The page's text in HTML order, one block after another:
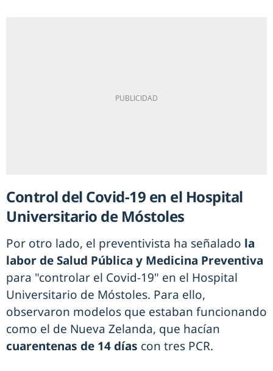
Control del Covid-19 en el Hospital
Universitario de Móstoles
Por otro lado, el preventivista ha señalado la
labor de Salud Pública y Medicina Preventiva
para "controlar el Covid-19" en el Hospital
Universitario de Móstoles. Para ello,
observaron modelos que estaban funcionando
como el de Nueva Zelanda, que hacían
cuarentenas de 14 días con tres PCR.